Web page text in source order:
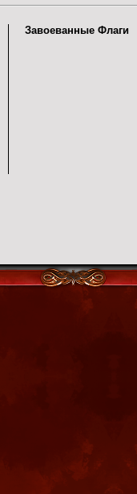
Завоеванные Флаги